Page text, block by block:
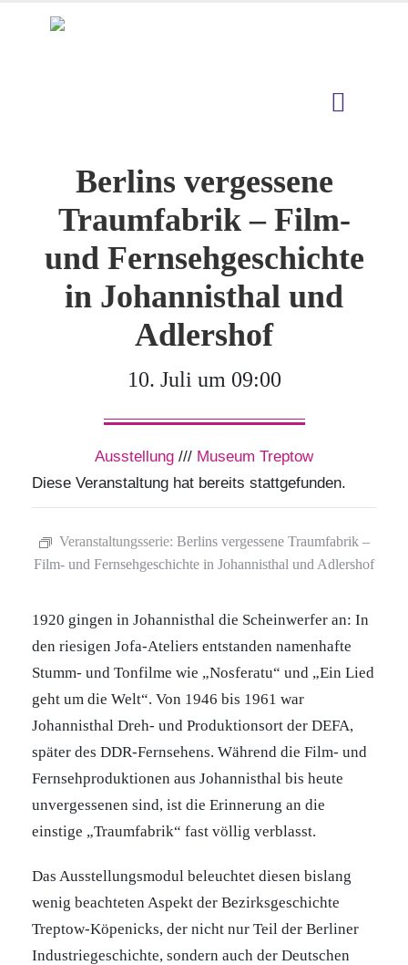
Berlins vergessene
Traumfabrik – Film-
und Fernsehgeschichte
in Johannisthal und
Adlershof
10. Juli um 09:00
Ausstellung /// Museum Treptow
Diese Veranstaltung hat bereits stattgefunden.
Veranstaltungsserie: Berlins vergessene Traumfabrik –
Film- und Fernsehgeschichte in Johannisthal und Adlershof
1920 gingen in Johannisthal die Scheinwerfer an: In
den riesigen Jofa-Ateliers entstanden namenhafte
Stumm- und Tonfilme wie „Nosferatu“ und „Ein Lied
geht um die Welt“. Von 1946 bis 1961 war
Johannisthal Dreh- und Produktionsort der DEFA,
später des DDR-Fernsehens. Während die Film- und
Fernsehproduktionen aus Johannisthal bis heute
unvergessenen sind, ist die Erinnerung an die
einstige „Traumfabrik“ fast völlig verblasst.
Das Ausstellungsmodul beleuchtet diesen bislang
wenig beachteten Aspekt der Bezirksgeschichte
Treptow-Köpenicks, der nicht nur Teil der Berliner
Industriegeschichte, sondern auch der Deutschen